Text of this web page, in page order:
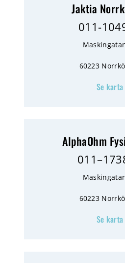
Jaktia
011-
60223
Se karta
AlphaOhm
60223
Se karta